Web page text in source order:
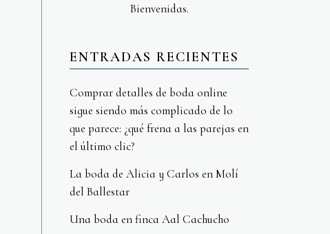
Bienvenidas.
ENTRADAS RECIENTES
Comprar detalles de boda online
sigue siendo más complicado de lo
que parece: ¿qué frena a las parejas en
el último clic?
La boda de Alicia y Carlos en Molí
del Ballestar
Una boda en finca Aal Cachucho